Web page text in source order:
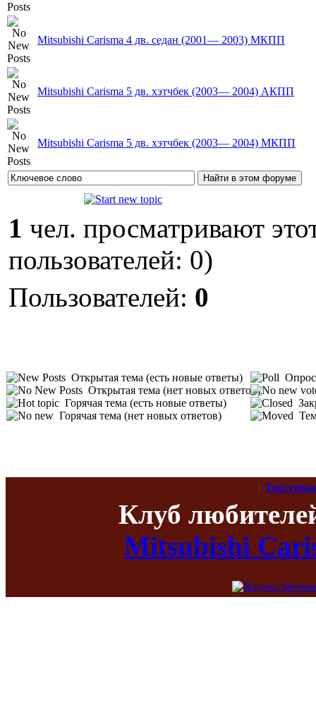
Mitsubishi Carisma 4 дв. седан (2001— 2003) MКПП
Mitsubishi Carisma 5 дв. хэтчбек (2003— 2004) AКПП
Mitsubishi Carisma 5 дв. хэтчбек (2003— 2004) МКПП
1 чел. просматривают
пользователей: 0)
Пользователей: 0
Открытая тема (есть новые ответы)
Открытая тема (нет новых ответов)
Горячая тема (есть новые ответы)
Горячая тема (нет новых ответов)
Опрос
Клуб
Mitsubishi